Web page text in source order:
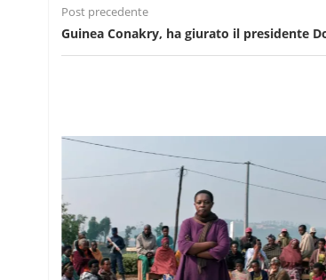
Post precedente
Guinea Conakry, ha giurato il presidente